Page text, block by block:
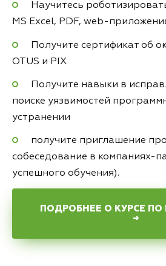
Научитесь
MS Excel, PDF, web-
Получите сертификат об
OTUS и PIX
Получите навыки в
поиске уязвимостей
устранении
получите приглашение
собеседование в компаниях-
успешного обучения).
ПОДРОБНЕЕ О КУРСЕ ПО
→